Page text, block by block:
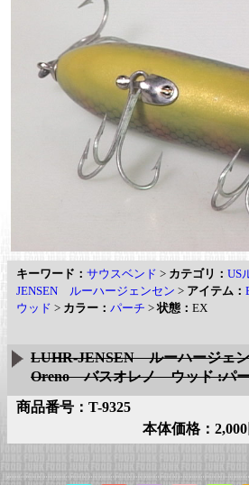
キーワード： サウスベンド > カテゴリ： US
JENSEN ルーハージェンセン > アイテム：
ウッド > カラー： パーチ >状態： EX
LUHR-JENSEN ルーハージェン
Oreno バスオレノ ウッド :パ
商品番号：T-9325
本体価格：